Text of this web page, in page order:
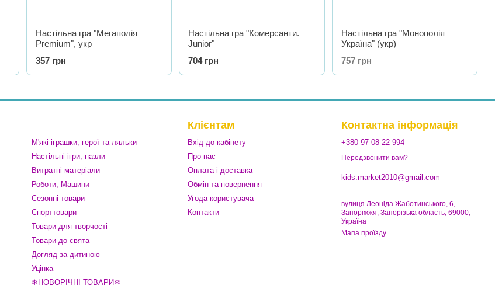
Настільна гра "Мегаполія
Premium", укр
357 грн
Настільна гра "Комерсанти.
Junior"
704 грн
Настільна гра "Монополія
Україна" (укр)
757 грн
М'які іграшки, герої та ляльки
Настільні ігри, пазли
Витратні матеріали
Роботи, Машини
Сезонні товари
Спорттовари
Товари для творчості
Товари до свята
Догляд за дитиною
Уцінка
❄НОВОРІЧНІ ТОВАРИ❄
Клієнтам
Вхід до кабінету
Про нас
Оплата і доставка
Обмін та повернення
Угода користувача
Контакти
Контактна інформація
+380 97 08 22 994
Передзвонити вам?
kids.market2010@gmail.com
вулиця Леоніда Жаботинського, 6,
Запоріжжя, Запорізька область, 69000,
Україна
Мапа проїзду